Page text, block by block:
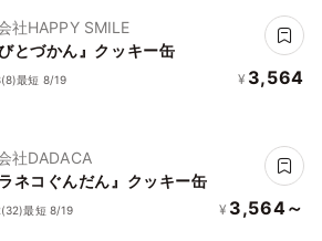
社HAPPY SMILE
びとづかん』クッキー缶
(8)最短 8/19 ¥ 3,564
社DADACA
ラネコぐんだん』クッキー缶
(32)最短 8/19 ¥ 3,564～